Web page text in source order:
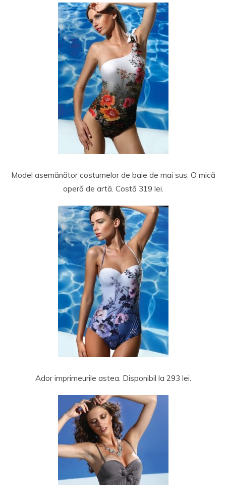
Model asemănător costumelor de baie de mai sus. O mică
operă de artă. Costă 319 lei.
Ador imprimeurile astea. Disponibil la 293 lei.